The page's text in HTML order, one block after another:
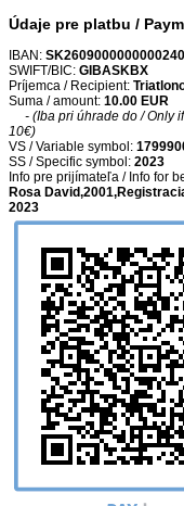
Údaje pre platbu /
IBAN:
SWIFT/BIC: GIBASKBX
Príjemca / Recipient:
Suma / amount: 10.00 EUR
- (Iba pri úhrade do / Only
10€)
VS / Variable symbol:
SS / Specific symbol: 2023
Info pre prijímateľa / Info for
Rosa
2023